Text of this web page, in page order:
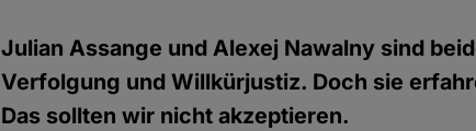
Julian Assange und Alexej Nawalny sind
Verfolgung und Willkürjustiz. Doch sie
Das sollten wir nicht akzeptieren.